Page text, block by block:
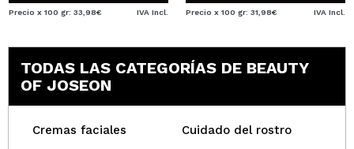
Precio x 100 gr: 33,98€ IVA Incl. Precio x 100 gr: 31,98€ IVA Incl.
TODAS LAS CATEGORÍAS DE BEAUTY
OF JOSEON
Cremas faciales Cuidado del rostro